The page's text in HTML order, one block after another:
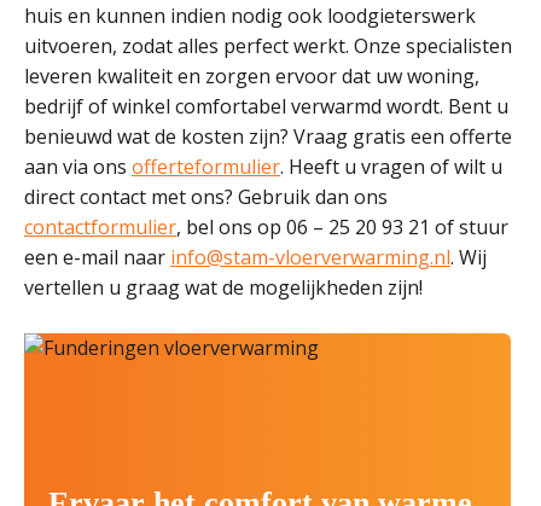
huis en kunnen indien nodig ook loodgieterswerk
uitvoeren, zodat alles perfect werkt. Onze specialisten
leveren kwaliteit en zorgen ervoor dat uw woning,
bedrijf of winkel comfortabel verwarmd wordt. Bent u
benieuwd wat de kosten zijn? Vraag gratis een offerte
aan via ons offerteformulier. Heeft u vragen of wilt u
direct contact met ons? Gebruik dan ons
contactformulier, bel ons op 06 – 25 20 93 21 of stuur
een e-mail naar info@stam-vloerverwarming.nl. Wij
vertellen u graag wat de mogelijkheden zijn!